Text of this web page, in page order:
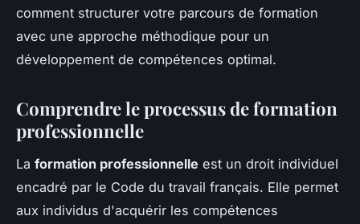
comment structurer votre parcours de formation
avec une approche méthodique pour un
développement de compétences optimal.
Comprendre le processus de formation
professionnelle
La formation professionnelle est un droit individuel
encadré par le Code du travail français. Elle permet
aux individus d'acquérir les compétences